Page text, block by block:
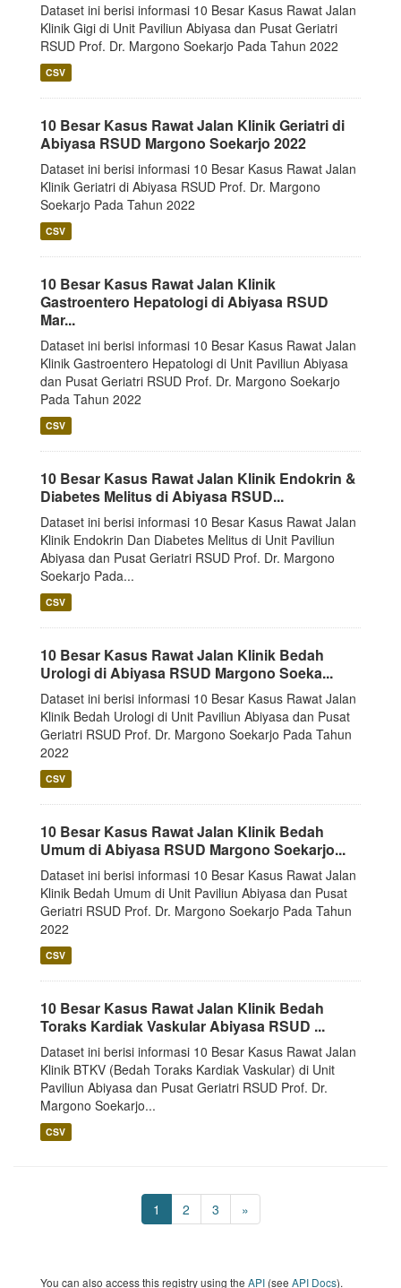
Dataset ini berisi informasi 10 Besar Kasus Rawat Jalan
Klinik Gigi di Unit Paviliun Abiyasa dan Pusat Geriatri
RSUD Prof. Dr. Margono Soekarjo Pada Tahun 2022
CSV
10 Besar Kasus Rawat Jalan Klinik Geriatri di
Abiyasa RSUD Margono Soekarjo 2022
Dataset ini berisi informasi 10 Besar Kasus Rawat Jalan
Klinik Geriatri di Abiyasa RSUD Prof. Dr. Margono
Soekarjo Pada Tahun 2022
CSV
10 Besar Kasus Rawat Jalan Klinik
Gastroentero Hepatologi di Abiyasa RSUD
Mar...
Dataset ini berisi informasi 10 Besar Kasus Rawat Jalan
Klinik Gastroentero Hepatologi di Unit Paviliun Abiyasa
dan Pusat Geriatri RSUD Prof. Dr. Margono Soekarjo
Pada Tahun 2022
CSV
10 Besar Kasus Rawat Jalan Klinik Endokrin &
Diabetes Melitus di Abiyasa RSUD...
Dataset ini berisi informasi 10 Besar Kasus Rawat Jalan
Klinik Endokrin Dan Diabetes Melitus di Unit Paviliun
Abiyasa dan Pusat Geriatri RSUD Prof. Dr. Margono
Soekarjo Pada...
CSV
10 Besar Kasus Rawat Jalan Klinik Bedah
Urologi di Abiyasa RSUD Margono Soeka...
Dataset ini berisi informasi 10 Besar Kasus Rawat Jalan
Klinik Bedah Urologi di Unit Paviliun Abiyasa dan Pusat
Geriatri RSUD Prof. Dr. Margono Soekarjo Pada Tahun
2022
CSV
10 Besar Kasus Rawat Jalan Klinik Bedah
Umum di Abiyasa RSUD Margono Soekarjo...
Dataset ini berisi informasi 10 Besar Kasus Rawat Jalan
Klinik Bedah Umum di Unit Paviliun Abiyasa dan Pusat
Geriatri RSUD Prof. Dr. Margono Soekarjo Pada Tahun
2022
CSV
10 Besar Kasus Rawat Jalan Klinik Bedah
Toraks Kardiak Vaskular Abiyasa RSUD ...
Dataset ini berisi informasi 10 Besar Kasus Rawat Jalan
Klinik BTKV (Bedah Toraks Kardiak Vaskular) di Unit
Paviliun Abiyasa dan Pusat Geriatri RSUD Prof. Dr.
Margono Soekarjo...
CSV
1 2 3 »
You can also access this registry using the API (see API Docs).